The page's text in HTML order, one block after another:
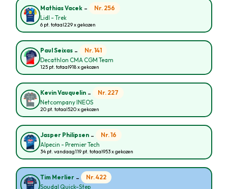
Mathias Vacek - Nr. 256
Lidl - Trek
6 pt. totaal229 x gekozen
Paul Seixas - Nr. 141
Decathlon CMA CGM Team
125 pt. totaal918 x gekozen
Kevin Vauquelin - Nr. 227
Netcompany INEOS
20 pt. totaal520 x gekozen
Jasper Philipsen - Nr. 16
Alpecin - Premier Tech
34 pt. vandaag119 pt. totaal953 x gekozen
Tim Merlier - Nr. 422
Soudal Quick-Step